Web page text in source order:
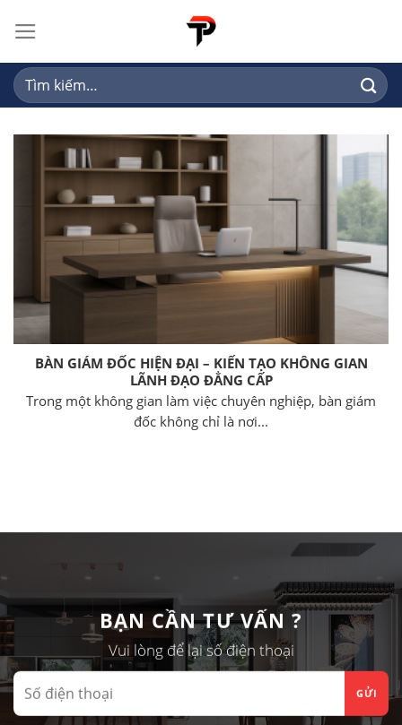
content
Tìm
kiếm:
BÀN GIÁM ĐỐC HIỆN ĐẠI – KIẾN TẠO KHÔNG GIAN
LÃNH ĐẠO ĐẲNG CẤP
Trong một không gian làm việc chuyên nghiệp, bàn giám
đốc không chỉ là nơi...
BẠN CẦN TƯ VẤN ?
Vui lòng để lại số điện thoại